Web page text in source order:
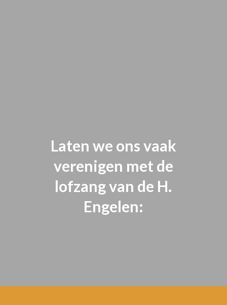
Laten we ons vaak
verenigen met de
lofzang van de H.
Engelen: